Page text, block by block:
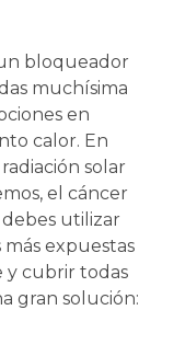
bloqueador
muchísima
en
calor. En
solar
el cáncer
utilizar
expuestas
y cubrir todas
gran solución: